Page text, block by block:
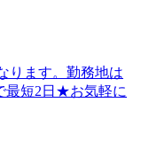
ります。勤務地は
最短2日★お気軽に